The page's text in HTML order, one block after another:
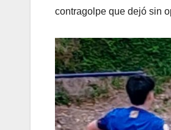
contragolpe que dejó sin